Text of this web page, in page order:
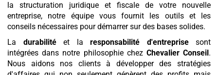
la structuration juridique et fiscale de votre nouvelle
entreprise, notre équipe vous fournit les outils et les
conseils nécessaires pour démarrer sur des bases solides.
La durabilitéet la responsabilité d'entreprisesont
intégrées dans notre philosophie chez Chevalier Conseil .
Nous aidons nos clients à développer des stratégies